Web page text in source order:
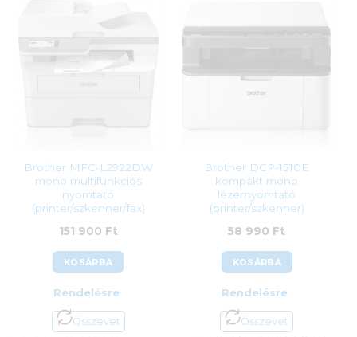
Cikkszám:
Kategória:
Többfunkciós
Gyártó: Hewlett Packard
Cikkszám:DCPT426WYJ1
Brother MFC-L2922DW
mono multifunkciós
nyomtató
(printer/szkenner/fax)
151 900 Ft
KOSÁRBA
Rendelésre
Összevet
Brother DCP-1510E
kompakt mono
lézernyomtató
(printer/szkenner)
58 990 Ft
KOSÁRBA
Rendelésre
Összevet